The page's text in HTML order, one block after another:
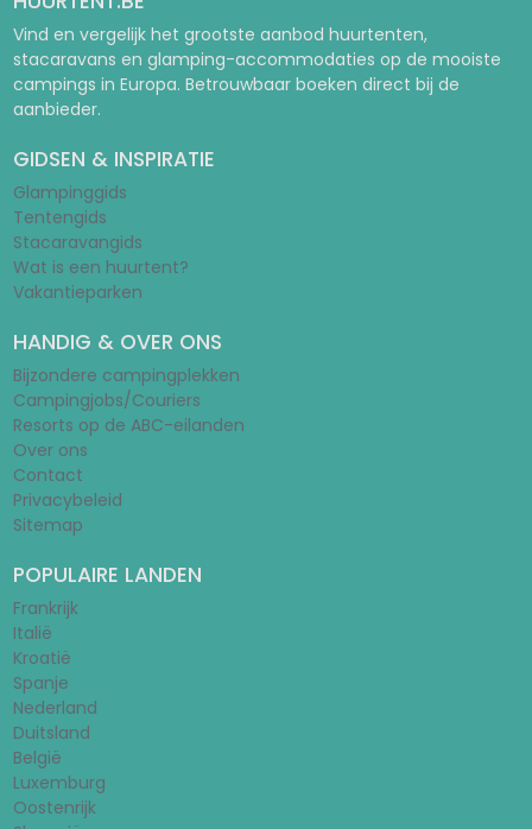
Vind en vergelijk het grootste aanbod huurtenten,
stacaravans en glamping-accommodaties op de mooiste
campings in Europa. Betrouwbaar boeken direct bij de
aanbieder.
GIDSEN & INSPIRATIE
Glampinggids
Tentengids
Stacaravangids
Wat is een huurtent?
Vakantieparken
HANDIG & OVER ONS
Bijzondere campingplekken
Campingjobs/Couriers
Resorts op de ABC-eilanden
Over ons
Contact
Privacybeleid
Sitemap
POPULAIRE LANDEN
Frankrijk
Italië
Kroatië
Spanje
Nederland
Duitsland
België
Luxemburg
Oostenrijk